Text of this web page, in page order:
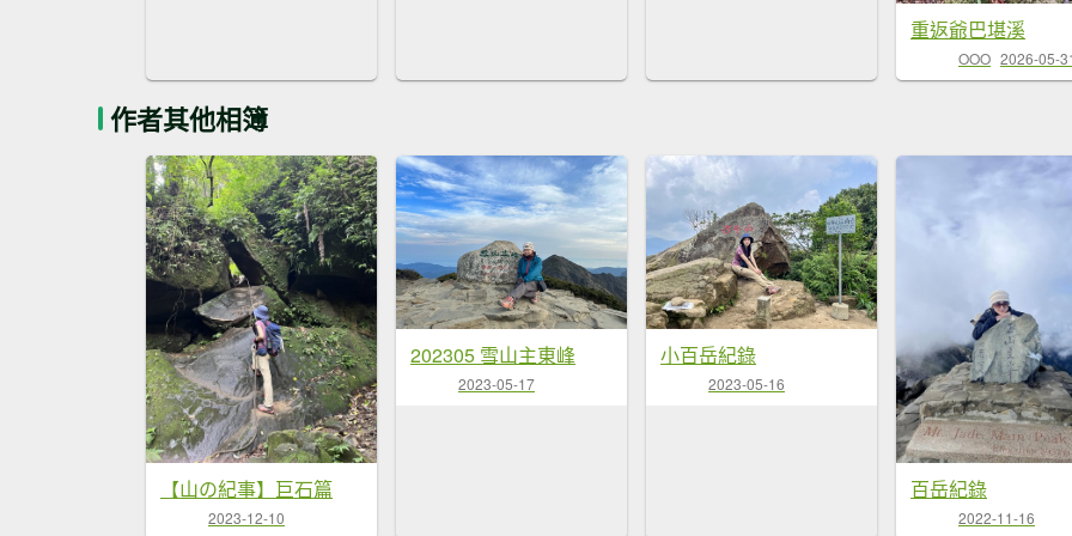
重返爺巴堪溪
OOO 2026-05-
作者其他相簿
【山の紀事】巨石篇
2023-12-10
202305 雪山主東峰
2023-05-17
小百岳紀錄
2023-05-16
百岳紀錄
2022-11-16